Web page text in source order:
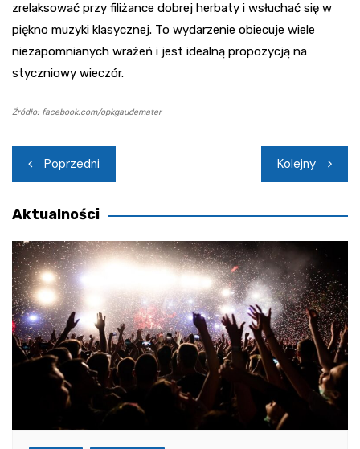
zrelaksować przy filiżance dobrej herbaty i wsłuchać się w
piękno muzyki klasycznej. To wydarzenie obiecuje wiele
niezapomnianych wrażeń i jest idealną propozycją na
styczniowy wieczór.
Źródło: facebook.com/opkgaudemater
Nawigacja
wpisu
Poprzedni Kolejny
Aktualności